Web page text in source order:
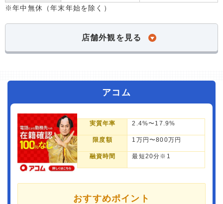
※年中無休（年末年始を除く）
店舗外観を見る
アコム
実質年率 2.4%〜17.9%
限度額 1万円〜800万円
融資時間 最短20分※1
おすすめポイント